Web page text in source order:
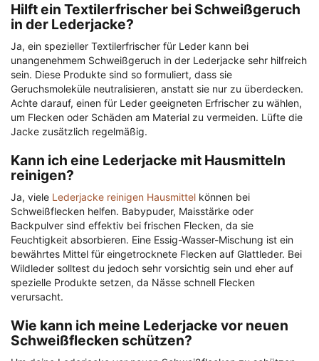
Hilft ein Textilerfrischer bei Schweißgeruch
in der Lederjacke?
Ja, ein spezieller Textilerfrischer für Leder kann bei
unangenehmem Schweißgeruch in der Lederjacke sehr hilfreich
sein. Diese Produkte sind so formuliert, dass sie
Geruchsmoleküle neutralisieren, anstatt sie nur zu überdecken.
Achte darauf, einen für Leder geeigneten Erfrischer zu wählen,
um Flecken oder Schäden am Material zu vermeiden. Lüfte die
Jacke zusätzlich regelmäßig.
Kann ich eine Lederjacke mit Hausmitteln
reinigen?
Ja, viele Lederjacke reinigen Hausmittel können bei
Schweißflecken helfen. Babypuder, Maisstärke oder
Backpulver sind effektiv bei frischen Flecken, da sie
Feuchtigkeit absorbieren. Eine Essig-Wasser-Mischung ist ein
bewährtes Mittel für eingetrocknete Flecken auf Glattleder. Bei
Wildleder solltest du jedoch sehr vorsichtig sein und eher auf
spezielle Produkte setzen, da Nässe schnell Flecken
verursacht.
Wie kann ich meine Lederjacke vor neuen
Schweißflecken schützen?